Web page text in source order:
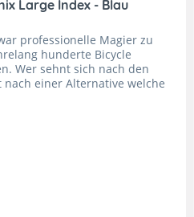
Large Index - Blau
professionelle Magier zu
hunderte Bicycle
Wer sehnt sich nach den
einer Alternative welche